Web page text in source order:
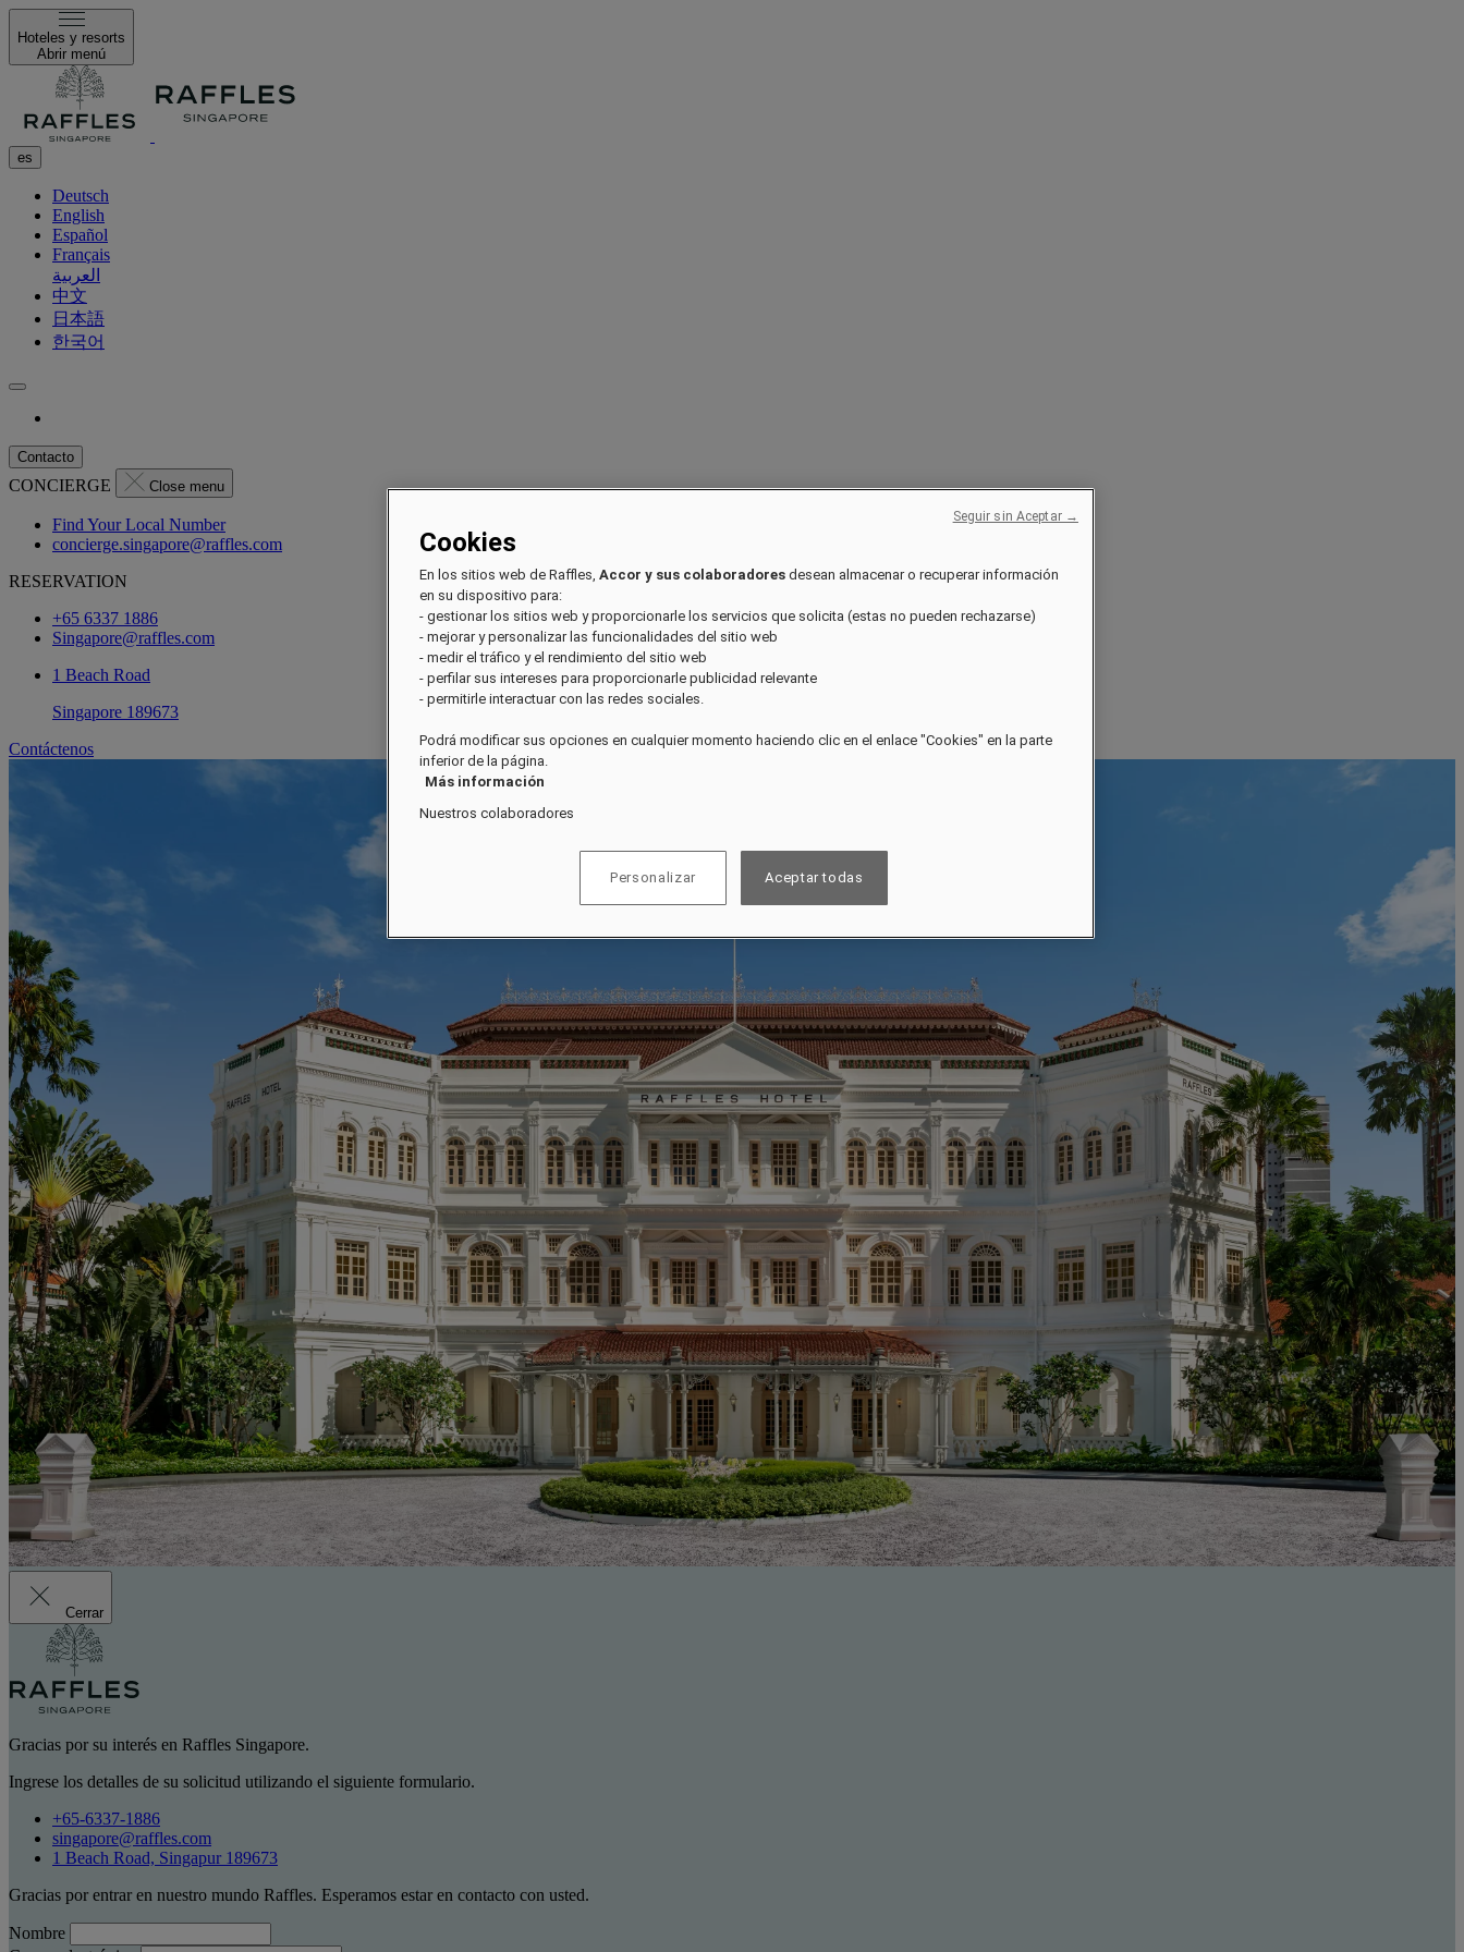
Hoteles y resorts
Abrir menú
es
Deutsch
English
Español
Français
العربية
中文
日本語
한국어
Contacto
CONCIERGE Close menu
Find Your Local Number
concierge.singapore@raffles.com
RESERVATION
+65 6337 1886
Singapore@raffles.com
1 Beach Road
Singapore 189673
Contáctenos
Cerrar
Gracias por su interés en Raffles Singapore.
Ingrese los detalles de su solicitud utilizando el siguiente formulario.
+65-6337-1886
singapore@raffles.com
1 Beach Road, Singapur 189673
Gracias por entrar en nuestro mundo Raffles. Esperamos estar en contacto con usted.
Nombre
Cookies
En los sitios web de Raffles, Accor y sus colaboradores desean almacenar o recuperar información
en su dispositivo para:
- gestionar los sitios web y proporcionarle los servicios que solicita (estas no pueden rechazarse)
- mejorar y personalizar las funcionalidades del sitio web
- medir el tráfico y el rendimiento del sitio web
- perfilar sus intereses para proporcionarle publicidad relevante
- permitirle interactuar con las redes sociales.
Podrá modificar sus opciones en cualquier momento haciendo clic en el enlace "Cookies" en la parte
inferior de la página.
Más información
Nuestros colaboradores
Personalizar Aceptar todas
Seguir sin Aceptar →